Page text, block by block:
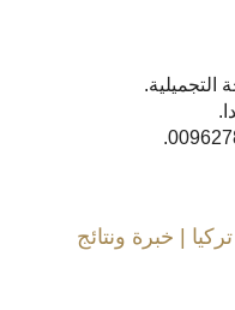
التجميلية.
| خبرة ونتائج